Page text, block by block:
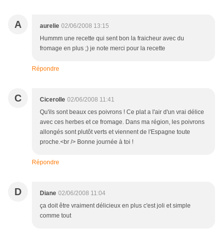
A aurelie 02/06/2008 13:15
Hummm une recette qui sent bon la fraicheur avec du
fromage en plus ;) je note merci pour la recette
Répondre
C Cicerolle 02/06/2008 11:41
Qu'ils sont beaux ces poivrons ! Ce plat a l'air d'un vrai délice
avec ces herbes et ce fromage. Dans ma région, les poivrons
allongés sont plutôt verts et viennent de l'Espagne toute
proche.<br /> Bonne journée à toi !
Répondre
D Diane 02/06/2008 11:04
ça doit être vraiment délicieux en plus c'est joli et simple
comme tout